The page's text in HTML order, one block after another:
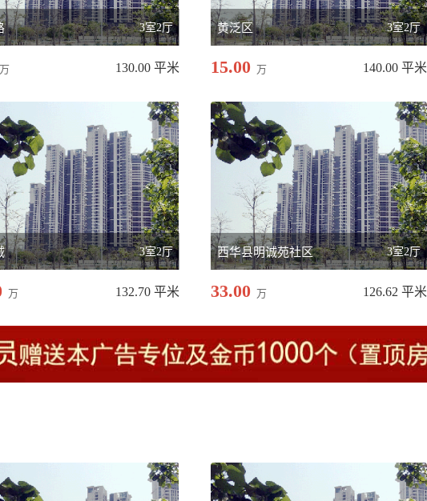
3室2厅
万 130.00 平米
黄泛区 3室2厅
15.00 万 140.00 平米
3室2厅
万 132.70 平米
西华县明诚苑社区 3室2厅
33.00 万 126.62 平米